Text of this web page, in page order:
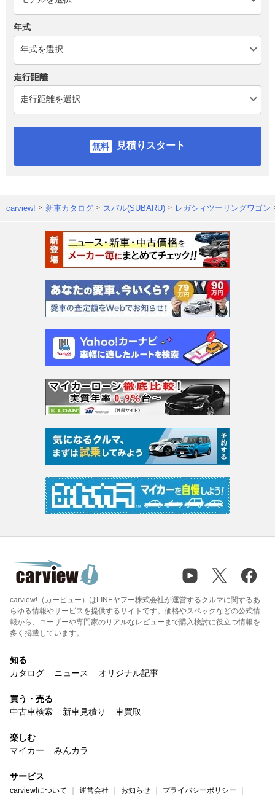
年式
走行距離
見積りスタート
carview! 新車カタログ スバル(SUBARU) レガシィツーリングワゴン
carview!（カービュー）はLINEヤフー株式会社が運営するクルマに関するあ
らゆる情報やサービスを提供するサイトです。価格やスペックなどの公式情
報から、ユーザーや専門家のリアルなレビューまで購入検討に役立つ情報を
多く掲載しています。
知る
カタログ
ニュース オリジナル記事
買う・売る
中古車検索
新車見積り 車買取
楽しむ
マイカー
みんカラ
サービス
carview!について 運営会社 お知らせ プライバシーポリシー